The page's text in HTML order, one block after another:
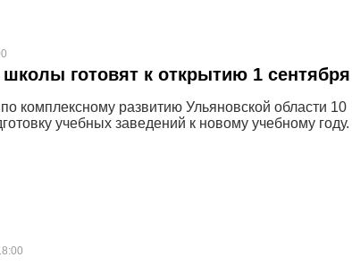
готовят к открытию 1 сентября
комплексному развитию Ульяновской области 10
учебных заведений к новому учебному году.